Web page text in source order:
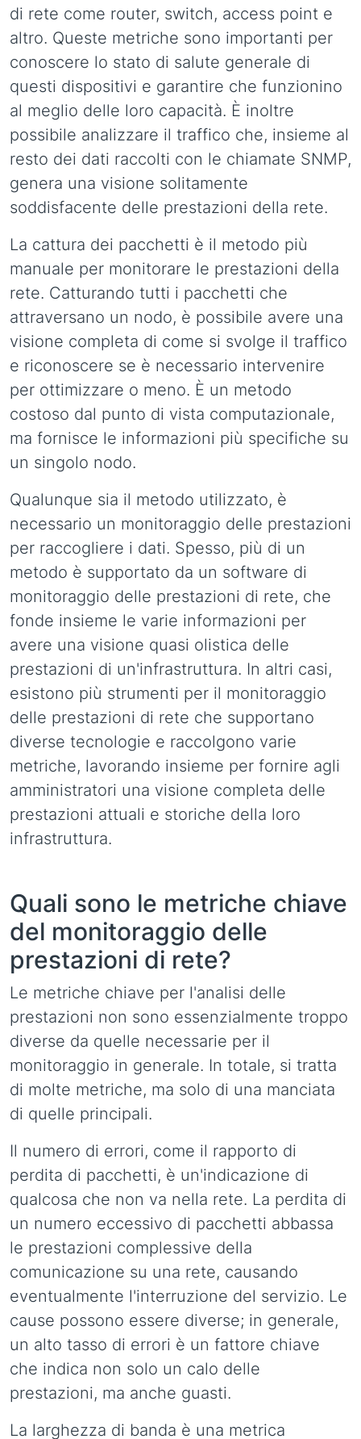
di rete come router, switch, access point e
altro. Queste metriche sono importanti per
conoscere lo stato di salute generale di
questi dispositivi e garantire che funzionino
al meglio delle loro capacità. È inoltre
possibile analizzare il traffico che, insieme al
resto dei dati raccolti con le chiamate SNMP,
genera una visione solitamente
soddisfacente delle prestazioni della rete.
La cattura dei pacchetti è il metodo più
manuale per monitorare le prestazioni della
rete. Catturando tutti i pacchetti che
attraversano un nodo, è possibile avere una
visione completa di come si svolge il traffico
e riconoscere se è necessario intervenire
per ottimizzare o meno. È un metodo
costoso dal punto di vista computazionale,
ma fornisce le informazioni più specifiche su
un singolo nodo.
Qualunque sia il metodo utilizzato, è
necessario un monitoraggio delle prestazioni
per raccogliere i dati. Spesso, più di un
metodo è supportato da un software di
monitoraggio delle prestazioni di rete, che
fonde insieme le varie informazioni per
avere una visione quasi olistica delle
prestazioni di un'infrastruttura. In altri casi,
esistono più strumenti per il monitoraggio
delle prestazioni di rete che supportano
diverse tecnologie e raccolgono varie
metriche, lavorando insieme per fornire agli
amministratori una visione completa delle
prestazioni attuali e storiche della loro
infrastruttura.
Quali sono le metriche chiave
del monitoraggio delle
prestazioni di rete?
Le metriche chiave per l'analisi delle
prestazioni non sono essenzialmente troppo
diverse da quelle necessarie per il
monitoraggio in generale. In totale, si tratta
di molte metriche, ma solo di una manciata
di quelle principali.
Il numero di errori, come il rapporto di
perdita di pacchetti, è un'indicazione di
qualcosa che non va nella rete. La perdita di
un numero eccessivo di pacchetti abbassa
le prestazioni complessive della
comunicazione su una rete, causando
eventualmente l'interruzione del servizio. Le
cause possono essere diverse; in generale,
un alto tasso di errori è un fattore chiave
che indica non solo un calo delle
prestazioni, ma anche guasti.
La larghezza di banda è una metrica